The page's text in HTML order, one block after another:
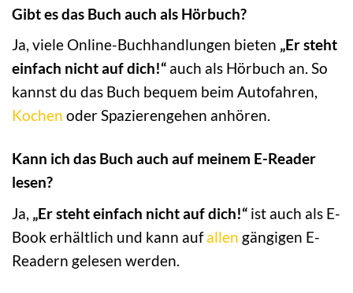
Gibt es das Buch auch als Hörbuch?
Ja, viele Online-Buchhandlungen bieten „Er steht
einfach nicht auf dich!“ auch als Hörbuch an. So
kannst du das Buch bequem beim Autofahren,
Kochen oder Spazierengehen anhören.
Kann ich das Buch auch auf meinem E-Reader
lesen?
Ja, „Er steht einfach nicht auf dich!“ ist auch als E-
Book erhältlich und kann aufallen gängigen E-
Readern gelesen werden.